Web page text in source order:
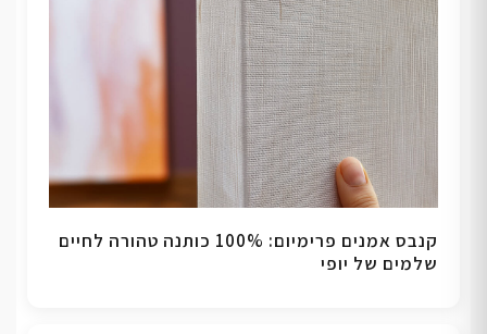
קנבס אמנים פרימיום: 100% כותנה טהורה לחיים
שלמים של יופי